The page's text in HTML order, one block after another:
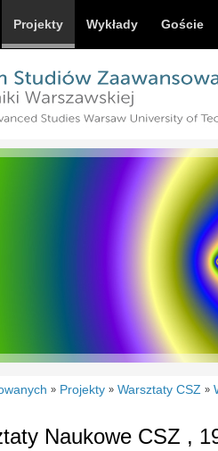
Projekty Wykłady Goście
» Projekty » Warsztaty CSZ »
Naukowe CSZ ,